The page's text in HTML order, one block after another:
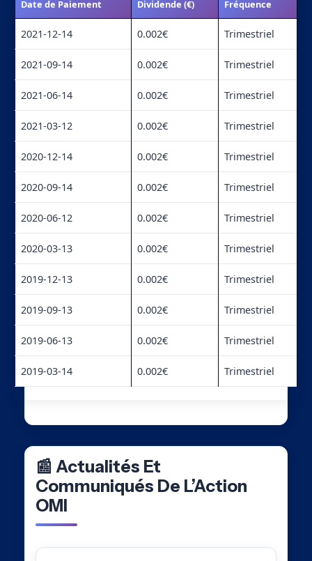
Date de Paiement Dividende (€) Fréquence
2021-12-14 0.002€ Trimestriel
2021-09-14 0.002€ Trimestriel
2021-06-14 0.002€ Trimestriel
2021-03-12 0.002€ Trimestriel
2020-12-14 0.002€ Trimestriel
2020-09-14 0.002€ Trimestriel
2020-06-12 0.002€ Trimestriel
2020-03-13 0.002€ Trimestriel
2019-12-13 0.002€ Trimestriel
2019-09-13 0.002€ Trimestriel
2019-06-13 0.002€ Trimestriel
2019-03-14 0.002€ Trimestriel
📰 Actualités Et
Communiqués De L’Action
OMI